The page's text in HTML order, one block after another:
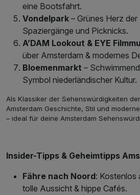
eine Bootsfahrt.
Vondelpark – Grünes Herz
Spaziergänge und Picknicks.
A’DAM Lookout & EYE
über Amsterdam & modernes
Bloemenmarkt –
Symbol niederländischer Kultur.
Als Klassiker der Sehenswürdigkeiten
Amsterdam Geschichte, Stil und
– ideal für deine Amsterdam
Insider-Tipps & Geheimtipps
Fähre nach Noord: Kostenlos
tolle Aussicht & hippe Cafés.